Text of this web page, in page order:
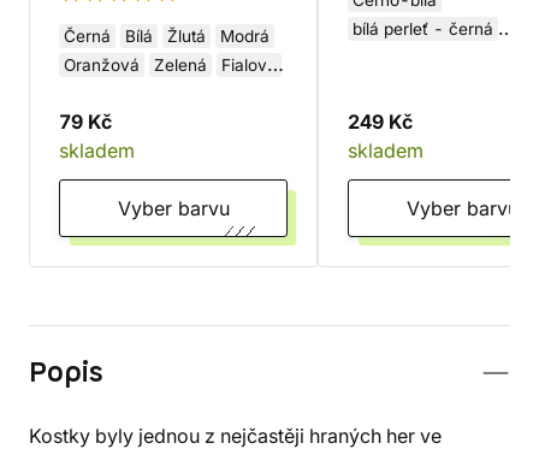
Černá Bílá Žlutá
Modrá
Oranžová
Zelená
Fialová
79 Kč
skladem
Vyber barvu
bílá perleť - černá
Červeno-bílá
249 Kč
skladem
Vyber barvu
Popis
Kostky byly jednou z nejčastěji hraných her ve